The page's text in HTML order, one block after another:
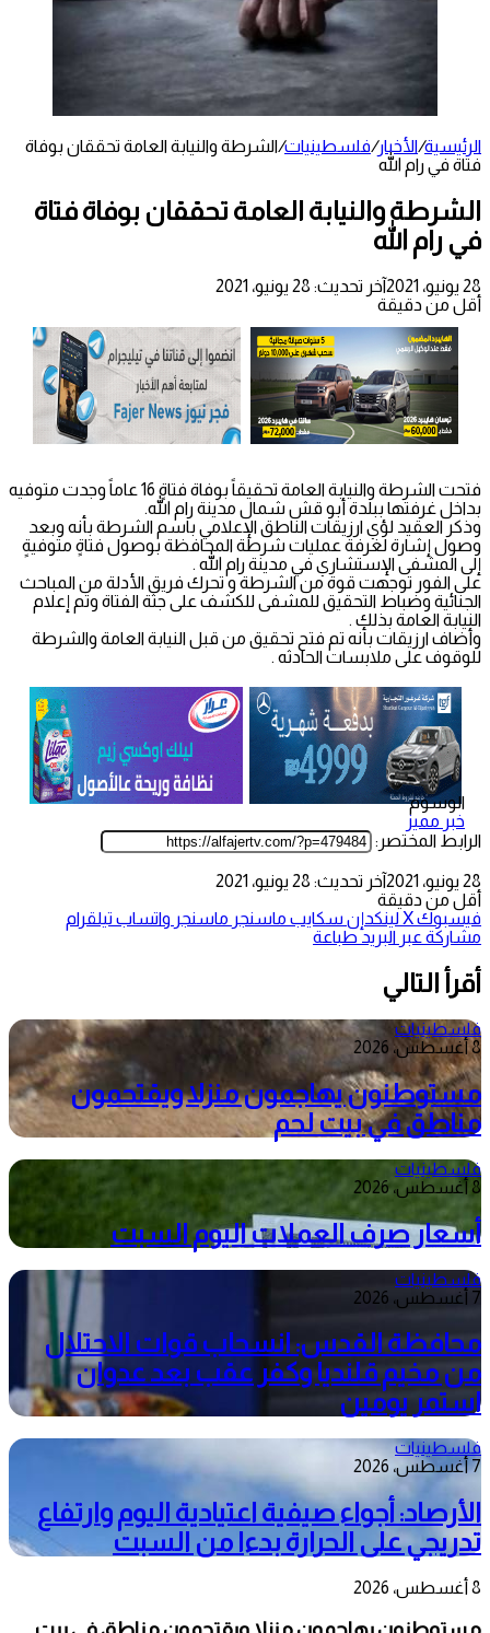
الرئيسية/الأخبار/فلسطينيات/الشرطة والنيابة العامة تحققان بوفاة
فتاة في رام الله
الشرطة والنيابة العامة تحققان بوفاة فتاة
في رام الله
28 يونيو، 2021
آخر تحديث: 28 يونيو، 2021
أقل من دقيقة
فتحت الشرطة والنيابة العامة تحقيقاً بوفاة فتاةٍ 16 عاماً وجدت متوفيه
بداخل غرفتها ببلدة أبو قش شمال مدينة رام الله.
وذكر العقيد لؤي ارزيقات الناطق الإعلامي باسم الشرطة بأنه وبعد
وصول إشارة لغرفة عمليات شرطة المحافظة بوصول فتاةٍ متوفيةٍ
إلى المشفى الإستشاري في مدينة رام الله .
على الفور توجهت قوة من الشرطة و تحرك فريق الأدلة من المباحث
الجنائية وضباط التحقيق للمشفى للكشف على جثة الفتاة وتم إعلام
النيابة العامة بذلك .
وأضاف ارزيقات بأنه تم فتح تحقيق من قبل النيابة العامة والشرطة
للوقوف على ملابسات الحادثه .
الوسوم
خبر مميز
الرابط المختصر:
28 يونيو، 2021
آخر تحديث: 28 يونيو، 2021
أقل من دقيقة
فيسبوك‫Xلينكدإن سكايب ماسنجر ماسنجر واتساب تيلقرام
مشاركة عبر البريد طباعة
أقرأ التالي
فلسطينيات
8 أغسطس، 2026
مستوطنون يهاجمون منزلا ويقتحمون
مناطق في بيت لحم
فلسطينيات
8 أغسطس، 2026
أسعار صرف العملات اليوم السبت
فلسطينيات
7 أغسطس، 2026
محافظة القدس: انسحاب قوات الاحتلال
من مخيم قلنديا وكفر عقب بعد عدوان
استمر يومين
فلسطينيات
7 أغسطس، 2026
الأرصاد: أجواء صيفية اعتيادية اليوم وارتفاع
تدريجي على الحرارة بدءا من السبت
8 أغسطس، 2026